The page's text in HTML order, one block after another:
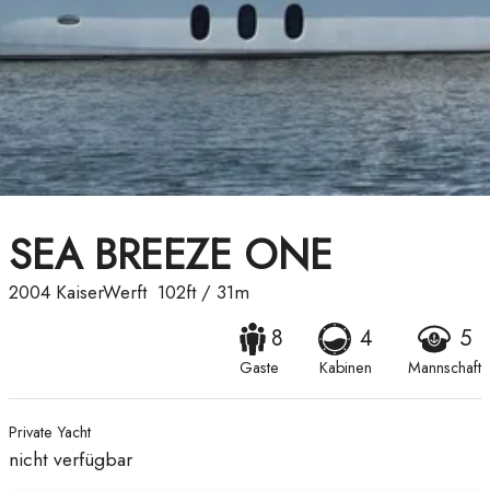
SEA BREEZE ONE
2004 KaiserWerft 102ft/ 31m
8
Gaste
4
Kabinen
5
Mannschaft
Private Yacht
nicht verfügbar